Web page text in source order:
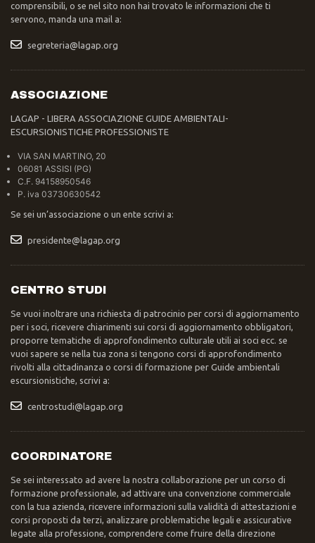
comprensibili, o se nel sito non hai trovato le informazioni che ti
servono, manda una mail a:
segreteria@lagap.org
ASSOCIAZIONE
LAGAP - LIBERA ASSOCIAZIONE GUIDE AMBIENTALI-
ESCURSIONISTICHE PROFESSIONISTE
VIA SAN MARTINO, 20
06081 ASSISI (PG)
C.F. 94158950546
P. iva 03730630542
Se sei un’associazione o un ente scrivi a:
presidente@lagap.org
CENTRO STUDI
Se vuoi inoltrare una richiesta di patrocinio per corsi di aggiornamento
per i soci, ricevere chiarimenti sui corsi di aggiornamento obbligatori,
proporre tematiche di approfondimento culturale utili ai soci ecc. se
vuoi sapere se nella tua zona si tengono corsi di approfondimento
rivolti alla cittadinanza o corsi di formazione per Guide ambientali
escursionistiche, scrivi a:
centrostudi@lagap.org
COORDINATORE
Se sei interessato ad avere la nostra collaborazione per un corso di
formazione professionale, ad attivare una convenzione commerciale
con la tua azienda, ricevere informazioni sulla validità di attestazioni e
corsi proposti da terzi, analizzare problematiche legali e assicurative
legate alla professione, comprendere come fruire della direzione